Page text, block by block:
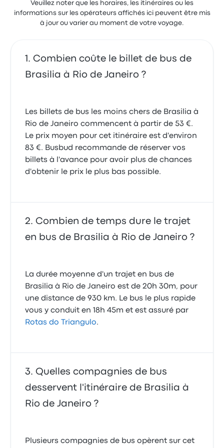
Veuillez noter que les horaires, les itinéraires ou les
informations sur les opérateurs affichés ici peuvent être mis
à jour ou varier au moment de votre voyage.
Combien coûte le billet de bus de
Brasilia à Rio de Janeiro ?
Les billets de bus les moins chers de Brasilia à
Rio de Janeiro commencent à partir de 53 €.
Le prix moyen pour cet itinéraire est d'environ
83 €. Busbud recommande de réserver vos
billets à l'avance pour avoir plus de chances
d'obtenir le prix le plus bas possible.
Combien de temps dure le trajet
en bus de Brasilia à Rio de Janeiro ?
La durée moyenne d'un trajet en bus de
Brasilia à Rio de Janeiro est de 20h 30m, pour
une distance de 930 km. Le bus le plus rapide
vous y conduit en 18h 45m et est assuré par
Rotas do Triangulo.
Quelles compagnies de bus
desservent l'itinéraire de Brasilia à
Rio de Janeiro ?
Plusieurs compagnies de bus opèrent sur cet